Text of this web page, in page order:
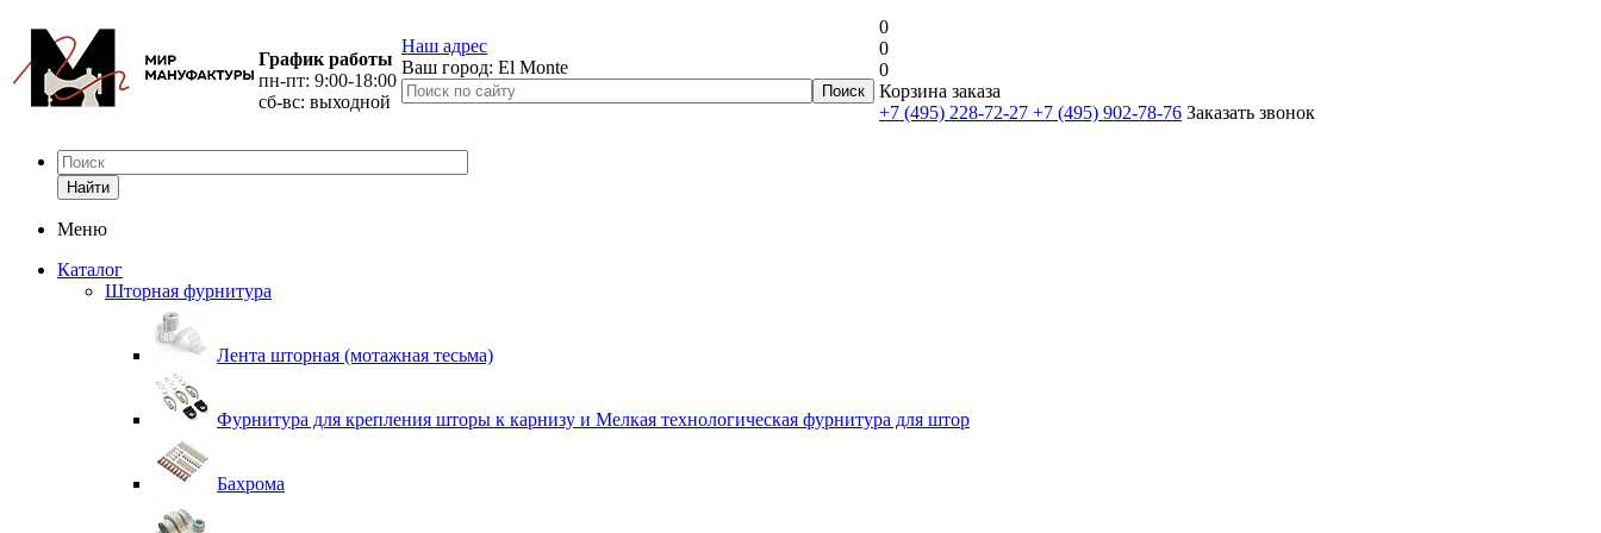
График работы
пн-пт: 9:00-18:00
сб-вс: выходной
Наш адрес
Ваш город: El Monte
0
0
0
Корзина заказа
+7 (495) 228-72-27 +7 (495) 902-78-76 Заказать звонок
Найти
Меню
Каталог
Шторная фурнитура
Лента шторная (мотажная тесьма)
Фурнитура для крепления шторы к карнизу и Мелкая технологическая фурнитура для штор
Бахрома